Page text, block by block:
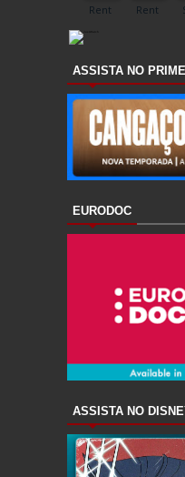
ASSISTA NO
EURODOC
ASSISTA NO